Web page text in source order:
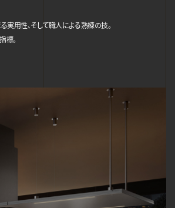
実用性、そして職人による熟練の技。
標。